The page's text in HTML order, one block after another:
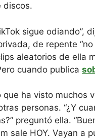
discos.
sigue odiando”,
de repente
aleatorios de ella
cuando publica
ha visto muchos
personas. “¿Y
preguntó ella.
sale HOY. Vayan a